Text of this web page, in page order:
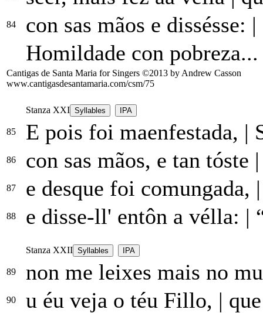
84 con sas mãos e dissésse: |
Homildade con pobreza...
Cantigas de Santa Maria for Singers ©2013 by Andrew Casson
www.cantigasdesantamaria.com/csm/75
Stanza XXI Syllables IPA
85 E pois foi maenfestada, |
86 con sas mãos, e tan tóste |
87 e desque foi comungada, |
88 e disse-ll' entôn a vélla: |
Stanza XXII Syllables IPA
89 non me leixes mais no
90 u éu veja o téu Fillo, |